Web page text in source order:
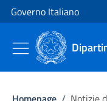
Vai al contenuto
Vai alla navigazione del sito
Governo Italiano